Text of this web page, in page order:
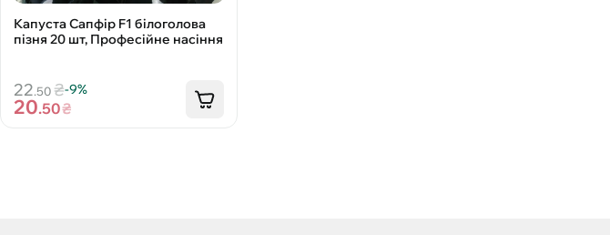
Капуста Сапфір F1 білоголова
пізня 20 шт, Професійне насіння
22.50 ₴-9%
20.50₴